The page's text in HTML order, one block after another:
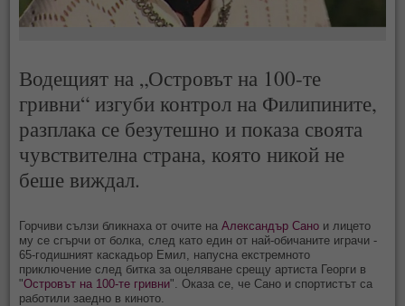
Водещият на „Островът на 100-те
гривни“ изгуби контрол на Филипините,
разплака се безутешно и показа своята
чувствителна страна, която никой не
беше виждал.
Горчиви сълзи бликнаха от очите наАлександър Сано и лицето
му се сгърчи от болка, след като един от най-обичаните играчи -
65-годишният каскадьор Емил, напусна екстремното
приключение след битка за оцеляване срещу артиста Георги в
"Островът на 100-те гривни". Оказа се, че Сано и спортистът са
работили заедно в киното.